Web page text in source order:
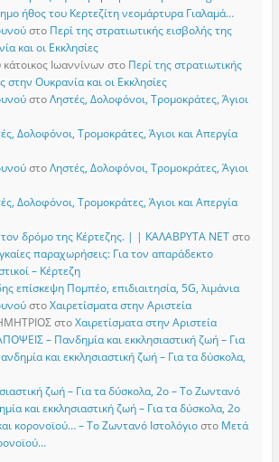
ήθος του Κερτεζίτη νεομάρτυρα Γιαλαμά…
στο Περί της στρατιωτικής εισβολής της
και οι Εκκλησίες
Ιωαννίνων στο Περί της στρατιωτικής
στην Ουκρανία και οι Εκκλησίες
στοΛηστές, Δολοφόνοι, Τρομοκράτες, Άγιοι
Δολοφόνοι, Τρομοκράτες, Άγιοι και Απεργία
στοΛηστές, Δολοφόνοι, Τρομοκράτες, Άγιοι
Δολοφόνοι, Τρομοκράτες, Άγιοι και Απεργία
δρόμο της Κέρτεζης. | | ΚΑΛΑΒΡΥΤΑ ΝΕΤστο
παραχωρήσεις: Για τον απαράδεκτο
– Κέρτεζη
επίσκεψη Πομπέο, επιδιαιτησία, 5G, λιμάνια
στοΧαιρετίσματα στην Αριστεία
στοΧαιρετίσματα στην Αριστεία
– Πανδημία και εκκλησιαστική ζωή – Για
και εκκλησιαστική ζωή – Για τα δύσκολα,
ζωή – Για τα δύσκολα, 2ο – Το Zωντανό
και εκκλησιαστική ζωή – Για τα δύσκολα, 2ο
κορονοϊού… – Το Zωντανό Iστολόγιοστο Μετά